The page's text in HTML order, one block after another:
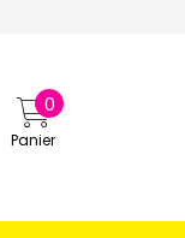
Panier
0